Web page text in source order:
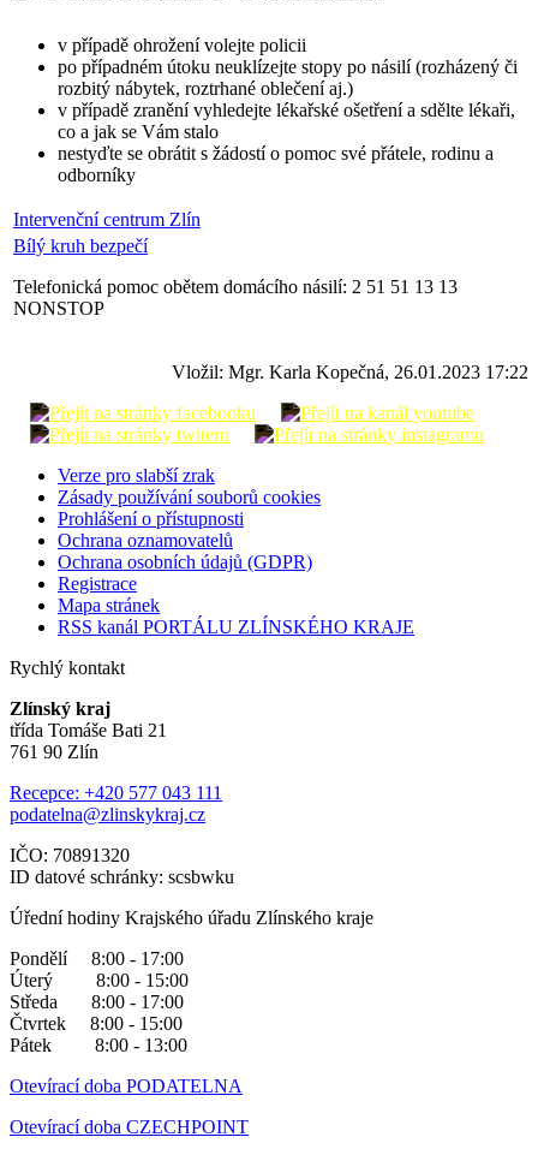
v případě ohrožení volejte policii
po případném útoku neuklízejte stopy po násilí (rozházený či
rozbitý nábytek, roztrhané oblečení aj.)
v případě zranění vyhledejte lékařské ošetření a sdělte lékaři,
co a jak se Vám stalo
nestyďte se obrátit s žádostí o pomoc své přátele, rodinu a
odborníky
Intervenční centrum Zlín
Bílý kruh bezpečí
Telefonická pomoc obětem domácího násilí: 2 51 51 13 13
NONSTOP
Vložil: Mgr. Karla Kopečná, 26.01.2023 17:22
Verze pro slabší zrak
Zásady používání souborů cookies
Prohlášení o přístupnosti
Ochrana oznamovatelů
Ochrana osobních údajů (GDPR)
Registrace
Mapa stránek
RSS kanál PORTÁLU ZLÍNSKÉHO KRAJE
Rychlý kontakt
Zlínský kraj
třída Tomáše Bati 21
761 90 Zlín
Recepce: +420 577 043 111
podatelna@zlinskykraj.cz
IČO: 70891320
ID datové schránky: scsbwku
Úřední hodiny Krajského úřadu Zlínského kraje
Pondělí 8:00 - 17:00
Úterý 8:00 - 15:00
Středa 8:00 - 17:00
Čtvrtek 8:00 - 15:00
Pátek 8:00 - 13:00
Otevírací doba PODATELNA
Otevírací doba CZECHPOINT